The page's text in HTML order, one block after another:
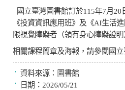
國立臺灣圖書館訂於115年7月 20
《投資資訊應用班》及《AI生活
限視覺障礙者（領有身心障礙證
相關課程簡章及海報，請參閱國
資料來源： 圖書館
日期： 2026/05/21